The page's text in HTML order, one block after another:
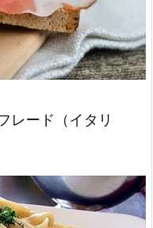
レード（イタリ